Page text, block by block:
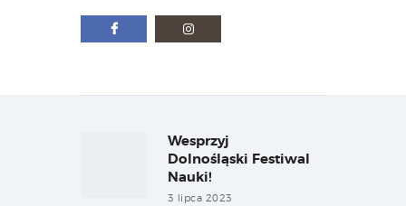
Previous
post:
Wesprzyj
Dolnośląski Festiwal
Nauki!
3 lipca 2023